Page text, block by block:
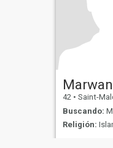
Marwan
42 • Saint-Malo,
Buscando:
Religión: